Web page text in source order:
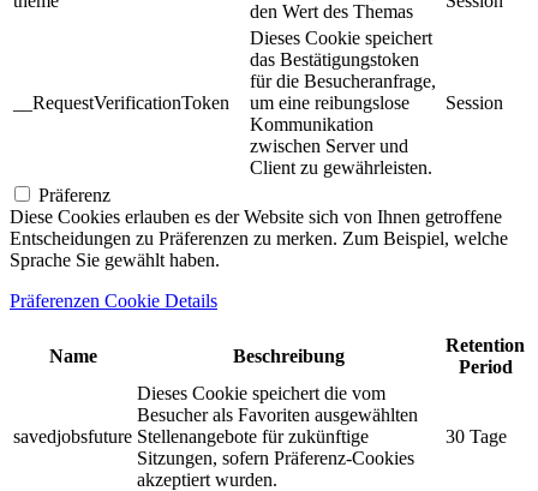
den Wert des Themas
__RequestVerificationToken
Dieses Cookie speichert
das Bestätigungstoken
für die Besucheranfrage,
um eine reibungslose
Kommunikation
zwischen Server und
Client zu gewährleisten.
Session
Präferenz
Diese Cookies erlauben es der Website sich von Ihnen getroffene
Entscheidungen zu Präferenzen zu merken. Zum Beispiel, welche
Sprache Sie gewählt haben.
Präferenzen Cookie Details
Name Beschreibung
Retention
Period
savedjobsfuture
Dieses Cookie speichert die vom
Besucher als Favoriten ausgewählten
Stellenangebote für zukünftige
Sitzungen, sofern Präferenz-Cookies
akzeptiert wurden.
30 Tage